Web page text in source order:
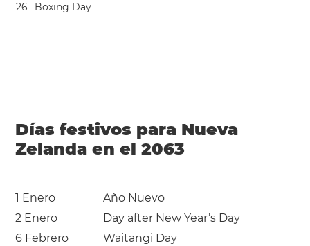
26 Boxing Day
Días festivos para Nueva
Zelanda en el 2063
1 Enero
Año Nuevo
2 Enero
Day after New Year’s Day
6 Febrero
Waitangi Day